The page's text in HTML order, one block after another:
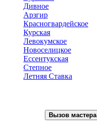
Дивное
Арзгир
Красногвардейское
Курская
Левокумское
Новоселицкое
Ессентукская
Степное
Летняя Ставка
Вызов мастера